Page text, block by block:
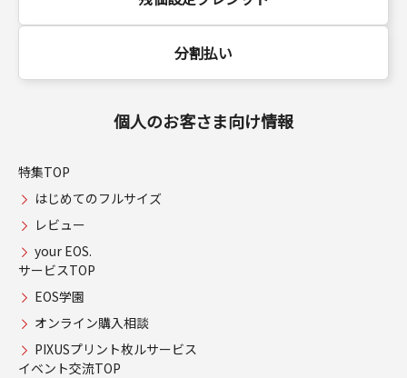
分割払い
個人のお客さま向け情報
特集TOP
はじめてのフルサイズ
レビュー
your EOS.
サービスTOP
EOS学園
オンライン購入相談
PIXUSプリント枚ルサービス
イベント交流TOP